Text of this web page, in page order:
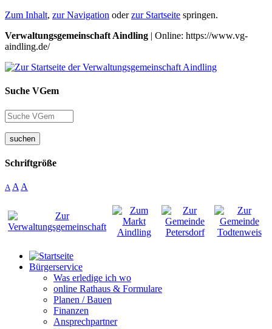
Zum Inhalt, zur Navigation oderzur Startseite springen.
Verwaltungsgemeinschaft Aindling | Online: https://www.vg-
aindling.de/
Suche VGem
suchen
Schriftgröße
A A A
Bürgerservice
Was erledige ich wo
online Rathaus & Formulare
Planen / Bauen
Finanzen
Ansprechpartner